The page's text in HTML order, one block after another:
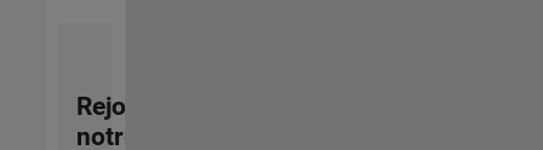
Rejoignez
notre